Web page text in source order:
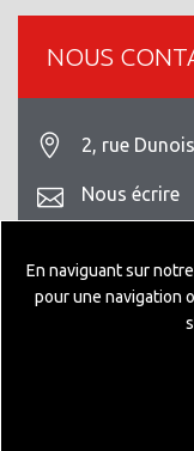
NOUS
2, rue
Nous écrire
Mentions légales
©
En naviguant sur
pour une navigation